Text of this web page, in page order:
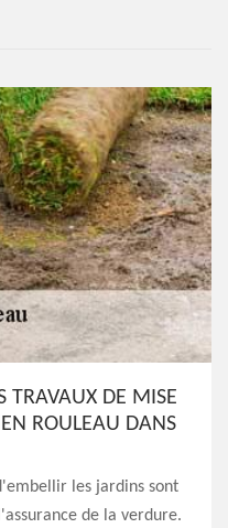
TRAVAUX DE MISE
EN ROULEAU DANS
les jardins sont
de la verdure.